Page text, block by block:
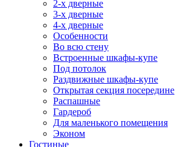
2-х дверные
3-х дверные
4-х дверные
Особенности
Во всю стену
Встроенные шкафы-купе
Под потолок
Раздвижные шкафы-купе
Открытая секция посередине
Распашные
Гардероб
Для маленького помещения
Эконом
Гостиные